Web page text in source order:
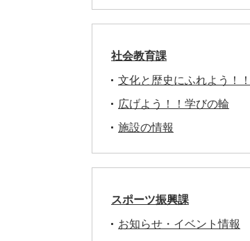
社会教育課
文化と歴史にふれよう！！
広げよう！！学びの輪
施設の情報
スポーツ振興課
お知らせ・イベント情報